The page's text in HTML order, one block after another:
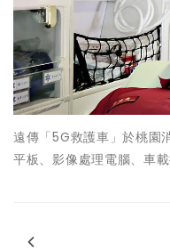
遠傳「5G救護車」於桃園
平板、影像處理電腦、車